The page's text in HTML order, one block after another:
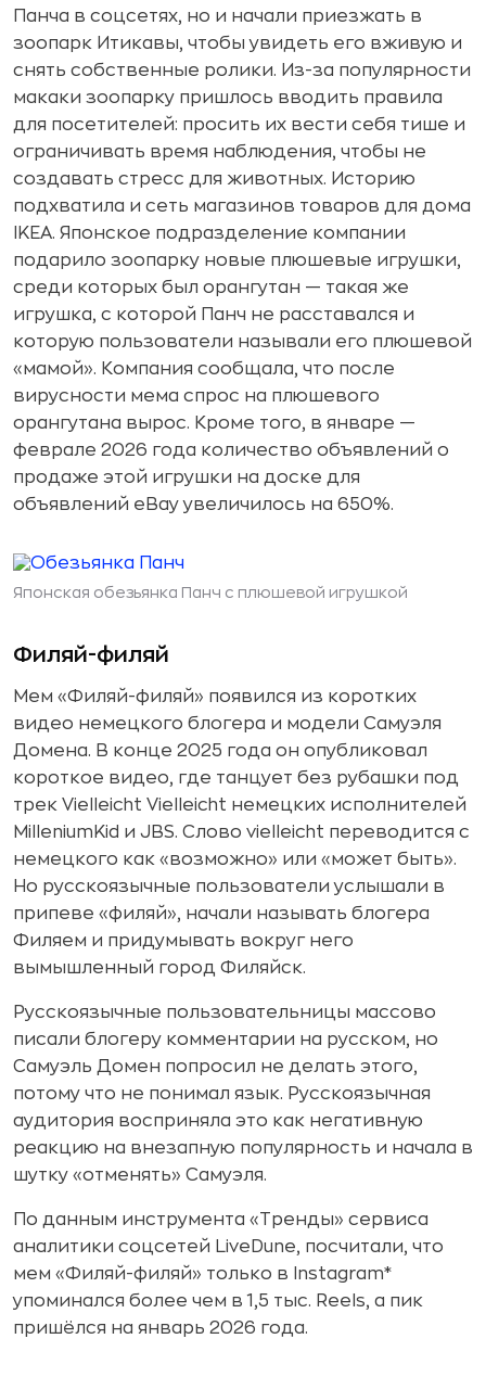
Панча в соцсетях, но и начали приезжать в
зоопарк Итикавы, чтобы увидеть его вживую и
снять собственные ролики. Из-за популярности
макаки зоопарку пришлось вводить правила
для посетителей: просить их вести себя тише и
ограничивать время наблюдения, чтобы не
создавать стресс для животных. Историю
подхватила и сеть магазинов товаров для дома
IKEA. Японское подразделение компании
подарило зоопарку новые плюшевые игрушки,
среди которых был орангутан — такая же
игрушка, с которой Панч не расставался и
которую пользователи называли его плюшевой
«мамой». Компания сообщала, что после
вирусности мема спрос на плюшевого
орангутана вырос. Кроме того, в январе —
феврале 2026 года количество объявлений о
продаже этой игрушки на доске для
объявлений eBay увеличилось на 650%.
Японская обезьянка Панч с плюшевой игрушкой
Филяй-филяй
Мем «Филяй-филяй» появился из коротких
видео немецкого блогера и модели Самуэля
Домена. В конце 2025 года он опубликовал
короткое видео, где танцует без рубашки под
трек Vielleicht Vielleicht немецких исполнителей
MilleniumKid и JBS. Слово vielleicht переводится с
немецкого как «возможно» или «может быть».
Но русскоязычные пользователи услышали в
припеве «филяй», начали называть блогера
Филяем и придумывать вокруг него
вымышленный город Филяйск.
Русскоязычные пользовательницы массово
писали блогеру комментарии на русском, но
Самуэль Домен попросил не делать этого,
потому что не понимал язык. Русскоязычная
аудитория восприняла это как негативную
реакцию на внезапную популярность и начала в
шутку «отменять» Самуэля.
По данным инструмента «Тренды» сервиса
аналитики соцсетей LiveDune, посчитали, что
мем «Филяй-филяй» только в Instagram*
упоминался более чем в 1,5 тыс. Reels, а пик
пришёлся на январь 2026 года.